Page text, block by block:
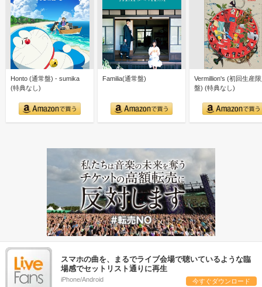
Honto (通常盤) - sumika
(特典なし)
Familia(通常盤)
Vermillion's (初回生産
盤) (特典なし)
スマホの曲を、まるでライブ会場で聴いているような臨
場感でセットリスト通りに再生
iPhone/Android 今すぐダウンロード